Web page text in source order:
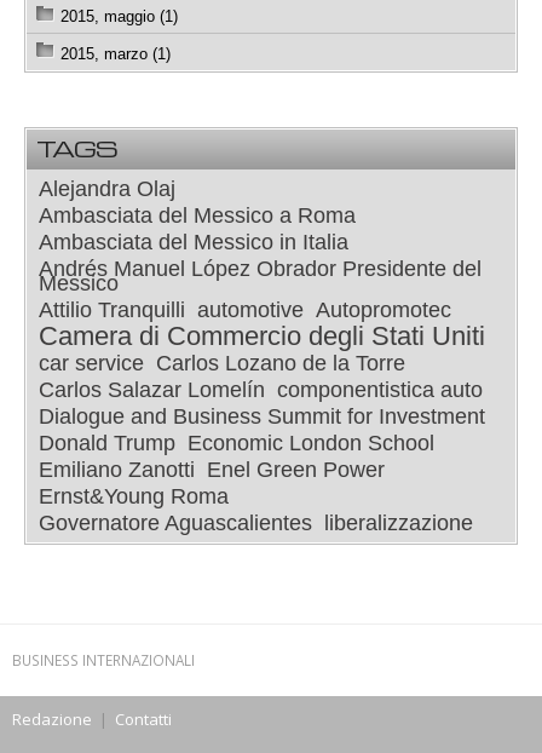
2015, maggio (1)
2015, marzo (1)
TAGS
Alejandra Olaj
Ambasciata del Messico a Roma
Ambasciata del Messico in Italia
Andrés Manuel López Obrador Presidente del
Messico
Attilio Tranquilli automotive Autopromotec
Camera di Commercio degli Stati Uniti
car service Carlos Lozano de la Torre
Carlos Salazar Lomelín componentistica auto
Dialogue and Business Summit for Investment
Donald Trump Economic London School
Emiliano Zanotti Enel Green Power
Ernst&Young Roma
Governatore Aguascalientes
liberalizzazione
BUSINESS INTERNAZIONALI
Redazione | Contatti